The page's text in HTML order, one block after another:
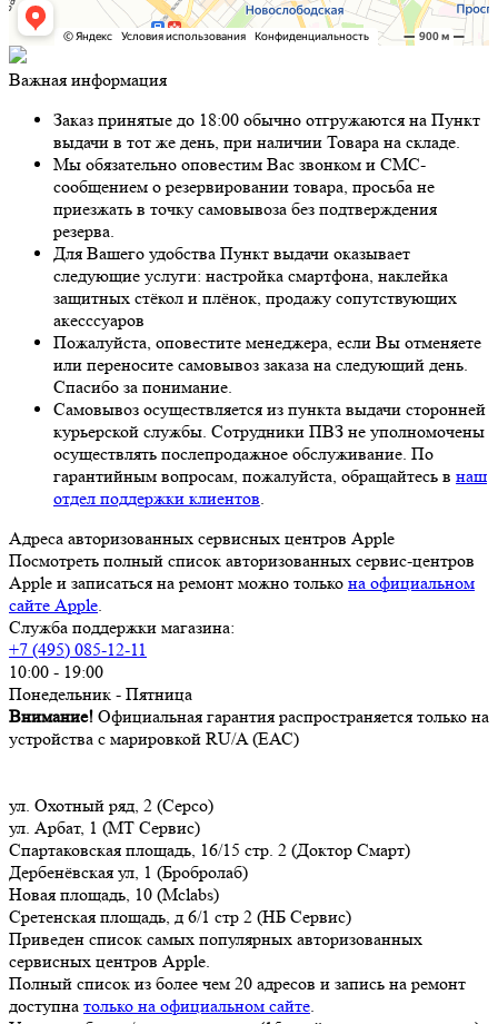
Важная информация
Заказ принятые до 18:00 обычно отгружаются на Пункт
выдачи в тот же день, при наличии Товара на складе.
Мы обязательно оповестим Вас звонком и СМС-
сообщением о резервировании товара, просьба не
приезжать в точку самовывоза без подтверждения
резерва.
Для Вашего удобства Пункт выдачи оказывает
следующие услуги: настройка смартфона, наклейка
защитных стёкол и плёнок, продажу сопутствующих
акесссуаров
Пожалуйста, оповестите менеджера, если Вы отменяете
или переносите самовывоз заказа на следующий день.
Спасибо за понимание.
Самовывоз осуществляется из пункта выдачи сторонней
курьерской службы. Сотрудники ПВЗ не уполномочены
осуществлять послепродажное обслуживание. По
гарантийным вопросам, пожалуйста, обращайтесь в наш
отдел поддержки клиентов.
Адреса авторизованных сервисных центров Apple
Посмотреть полный список авторизованных сервис-центров
Apple и записаться на ремонт можно только на официальном
сайте Apple.
Служба поддержки магазина:
+7 (495) 085-12-11
10:00 - 19:00
Понедельник - Пятница
Внимание! Официальная гарантия распространяется только на
устройства с марировкой RU/A (ЕАС)
ул. Охотный ряд, 2 (Серсо)
ул. Арбат, 1 (МТ Сервис)
Спартаковская площадь, 16/15 стр. 2 (Доктор Смарт)
Дербенёвская ул, 1 (Бробролаб)
Новая площадь, 10 (Mclabs)
Сретенская площадь, д 6/1 стр 2 (НБ Сервис)
Приведен список самых популярных авторизованных
сервисных центров Apple.
Полный список из более чем 20 адресов и запись на ремонт
доступна только на официальном сайте.